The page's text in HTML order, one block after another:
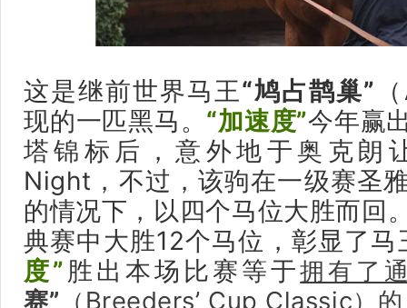
这是继前世界马王“鸠占鹊巢”
现的一匹黑马。 “加速度”今年赢
塔锦标后，意外地于奥克朗
Night，不过，该驹在一级赛圣
的情况下，以四个马位大胜而回
典赛中大胜12个马位，彰显了
度” 胜出本场比赛等于拥有了
赛” （Breeders’ Cup Classic）